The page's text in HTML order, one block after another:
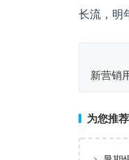
长流，明
新营销
为您推荐